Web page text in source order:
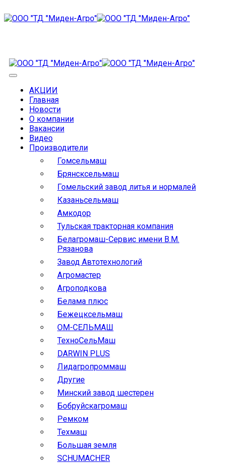
АКЦИИ
Главная
Новости
О компании
Вакансии
Видео
Производители
Гомсельмаш
Брянсксельмаш
Гомельский завод литья и нормалей
Казаньсельмаш
Амкодор
Тульская тракторная компания
Белагромаш-Сервис имени В.М.
Рязанова
Завод Автотехнологий
Агромастер
Агроподкова
Белама плюс
Бежецксельмаш
ОМ-СЕЛЬМАШ
ТехноСельМаш
DARWIN PLUS
Лидагропроммаш
Другие
Минский завод шестерен
Бобруйскагромаш
Ремком
Техмаш
Большая земля
SCHUMACHER